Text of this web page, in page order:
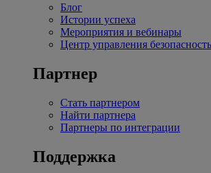
Блог
Истории успеха
Мероприятия и вебинары
Центр управления
Партнер
Стать партнером
Найти партнера
Партнеры по интеграции
Поддержка